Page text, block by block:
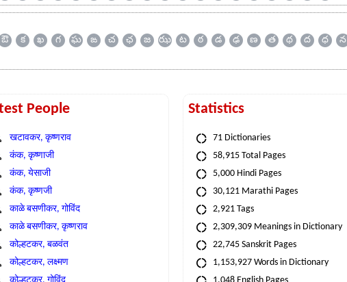
ఔ క ఖ గ ఘ ఙ చ ఛ జ ఝ ట ఠ డ ఢ ణ త థ ద ధ న
People
खटावकर, कृष्णराव
कंक, कृष्णाजी
कंक, येसाजी
कंक, कृष्णजी
काळे बसणीकर, गोविंद
काळे बसणीकर, कृष्णराव
कोल्हटकर, बळवंत
कोल्हटकर, लक्ष्मण
Statistics
71 Dictionaries
58,915 Total Pages
5,000 Hindi Pages
30,121 Marathi Pages
2,921 Tags
2,309,309 Meanings in Dictionary
22,745 Sanskrit Pages
1,153,927 Words in Dictionary